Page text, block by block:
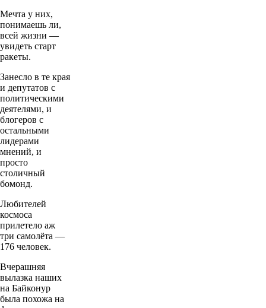
Мечта у них,
понимаешь ли,
всей жизни —
увидеть старт
ракеты.
Занесло в те края
и депутатов с
политическими
деятелями, и
блогеров с
остальными
лидерами
мнений, и
просто
столичный
бомонд.
Любителей
космоса
прилетело аж
три самолёта —
176 человек.
Вчерашняя
вылазка наших
на Байконур
была похожа на